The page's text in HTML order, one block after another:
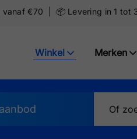
vanaf €70 | 📦 Levering in 1
Winkel Merken